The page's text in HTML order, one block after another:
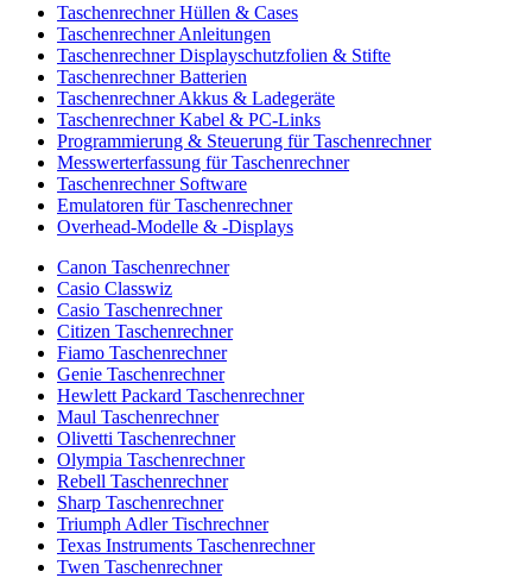
Taschenrechner Hüllen & Cases
Taschenrechner Anleitungen
Taschenrechner Displayschutzfolien & Stifte
Taschenrechner Batterien
Taschenrechner Akkus & Ladegeräte
Taschenrechner Kabel & PC-Links
Programmierung & Steuerung für Taschenrechner
Messwerterfassung für Taschenrechner
Taschenrechner Software
Emulatoren für Taschenrechner
Overhead-Modelle & -Displays
Canon Taschenrechner
Casio Classwiz
Casio Taschenrechner
Citizen Taschenrechner
Fiamo Taschenrechner
Genie Taschenrechner
Hewlett Packard Taschenrechner
Maul Taschenrechner
Olivetti Taschenrechner
Olympia Taschenrechner
Rebell Taschenrechner
Sharp Taschenrechner
Triumph Adler Tischrechner
Texas Instruments Taschenrechner
Twen Taschenrechner